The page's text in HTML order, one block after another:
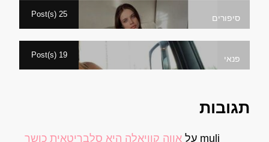
סיפורים 25 Post(s)
פנאי 19 Post(s)
תגובות
muli על אווה קוויאלה היא סלבריטאית כושר